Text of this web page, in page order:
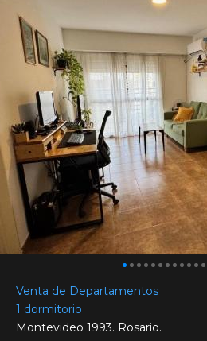
Venta de Departamentos
1 dormitorio
Montevideo 1993. Rosario.